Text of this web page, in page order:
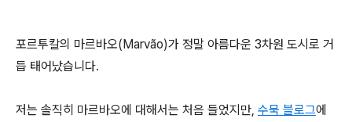
포르투칼의 마르바오(Marvão)가 정말 아름다운 3차원 도시로 거
듭 태어났습니다.
저는 솔직히 마르바오에 대해서는 처음 들었지만, 수묵 블로그에